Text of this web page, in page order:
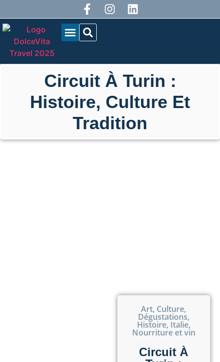
Circuit À Turin :
Histoire, Culture Et
Tradition
Art, Culture,
Dégustations,
Histoire, Italie,
Nourriture et vin
Circuit À